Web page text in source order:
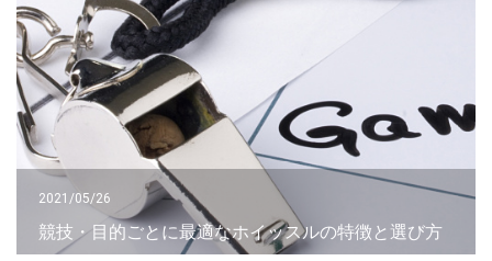
2021/05/26
競技・目的ごとに最適なホイッスルの特徴と選び方